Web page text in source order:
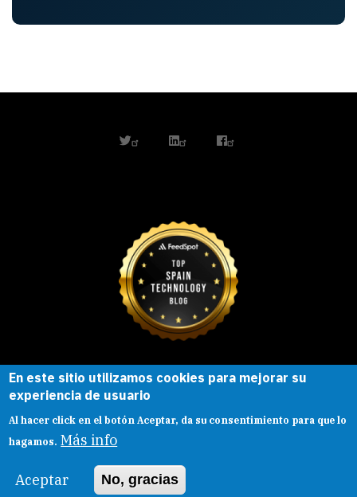
twitterlinkedinfacebook
Esta obra está bajo una
Creative Commons
Reconocimiento-
CompartirIgual |
En este sitio utilizamos cookies para mejorar su
experiencia de usuario
Al hacer click en el botón Aceptar, da su consentimiento para que lo
hagamos. Más info
Aceptar No, gracias